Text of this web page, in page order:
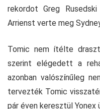
rekordot Greg
Arrienst verte meg
Tomic nem ítélte
szerint elégedett a
azonban valószínűleg
tervezték Tomic
pár éven keresztül